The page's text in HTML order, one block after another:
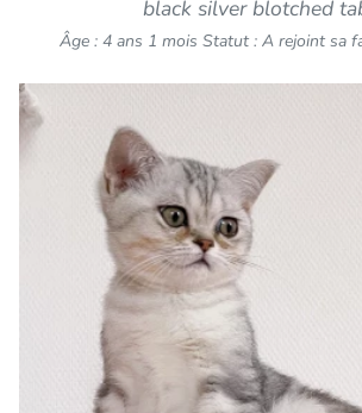
black silver blotched
Âge : 4 ans 1 mois Statut : A rejoint sa